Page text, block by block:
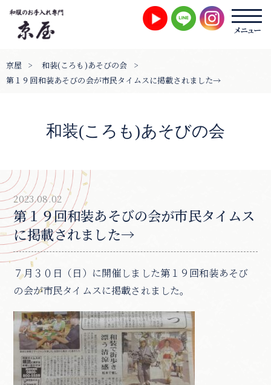
京屋 > 和装(ころも)あそびの会
>
第１９回和装あそびの会が市民タイムスに掲載されました→
和装(ころも)あそびの会
2023.08.02
第１９回和装あそびの会が市民タイムス
に掲載されました→
７月３０日（日）に開催しました第１９回和装あそび
の会が市民タイムスに掲載されました。